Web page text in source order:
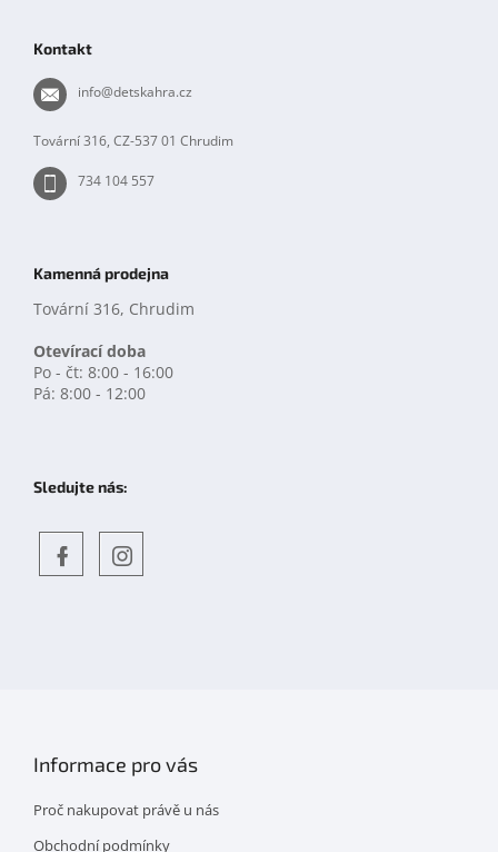
Kontakt
info@detskahra.cz
Tovární 316, CZ-537 01 Chrudim
734 104 557
Kamenná prodejna
Tovární 316, Chrudim
Otevírací doba
Po - čt: 8:00 - 16:00
Pá: 8:00 - 12:00
Sledujte nás:
Informace pro vás
Proč nakupovat právě u nás
Obchodní podmínky